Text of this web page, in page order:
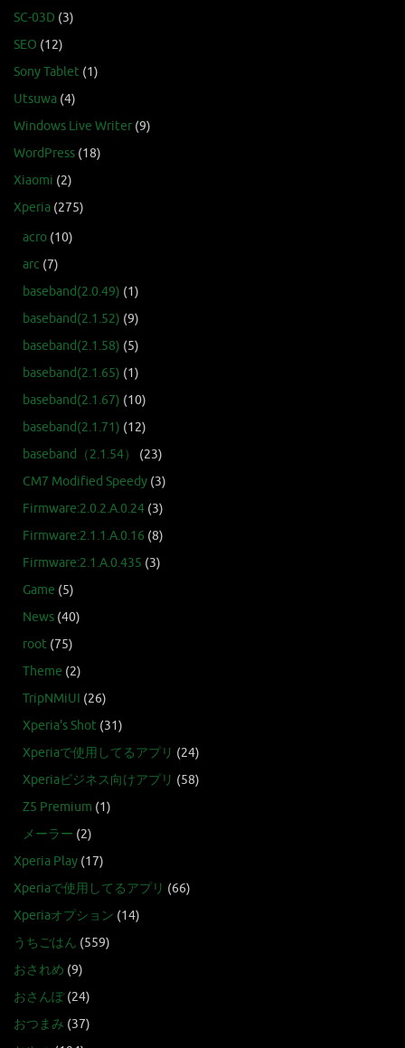
SC-03D (3)
SEO (12)
Sony Tablet (1)
Utsuwa (4)
Windows Live Writer (9)
WordPress (18)
Xiaomi (2)
Xperia (275)
acro (10)
arc (7)
baseband(2.0.49) (1)
baseband(2.1.52) (9)
baseband(2.1.58) (5)
baseband(2.1.65) (1)
baseband(2.1.67) (10)
baseband(2.1.71) (12)
baseband（2.1.54）
(23)
CM7 Modified Speedy (3)
Firmware:2.0.2.A.0.24 (3)
Firmware:2.1.1.A.0.16 (8)
Firmware:2.1.A.0.435 (3)
Game (5)
News (40)
root (75)
Theme (2)
TripNMiUI (26)
Xperia's Shot (31)
Xperiaで使用してるアプリ (24)
Xperiaビジネス向けアプリ (58)
Z5 Premium (1)
メーラー (2)
Xperia Play (17)
Xperiaで使用してるアプリ (66)
Xperiaオプション (14)
うちごはん (559)
おされめ (9)
おさんぽ(24)
おつまみ (37)